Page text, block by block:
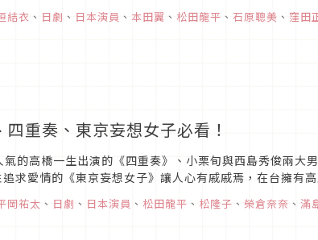
結衣 、 日劇 、 日本演員 、 本田翼 、 松田龍平 、 石原聰美 、 窪田
重奏、東京妄想女子必看！
的高橋一生出演的《四重奏》、小栗旬與西島秀俊兩大
求愛情的《東京妄想女子》讓人心有戚戚焉，在台擁有
岡祐太 、 日劇 、 日本演員 、 松田龍平 、 松隆子 、 榮倉奈奈 、 滿